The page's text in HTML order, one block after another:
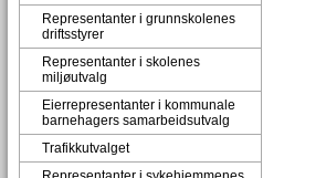
Representanter i grunnskolenes
driftsstyrer
Representanter i skolenes
miljøutvalg
Eierrepresentanter i kommunale
barnehagers samarbeidsutvalg
Trafikkutvalget